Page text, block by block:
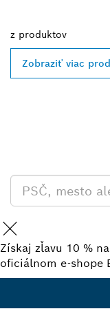
z produktov
Zobraziť viac
Získaj zľavu 10 %
oficiálnom e-shope